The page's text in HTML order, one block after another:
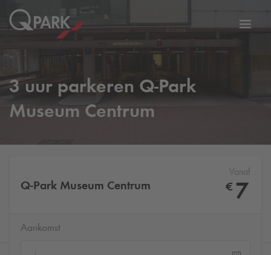
3 uur parkeren Q-Park
Museum Centrum
Q-Park Museum Centrum
Vanaf
€ 7
Aankomst